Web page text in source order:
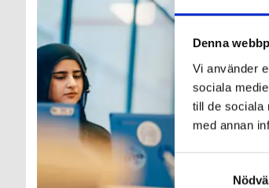
Denna
Vi använder
sociala
till de sociala
med annan
S
a